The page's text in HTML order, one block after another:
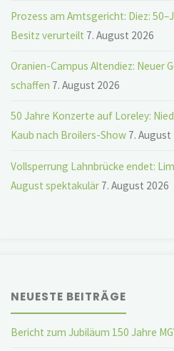
Prozess am Amtsgericht: Diez:
Besitz verurteilt 7. August 2026
Oranien-Campus Altendiez: Neuer
schaffen 7. August 2026
50 Jahre Konzerte auf Loreley:
Kaub nach Broilers-Show 7. August
Vollsperrung Lahnbrücke endet:
August spektakulär 7. August 2026
NEUESTE BEITRÄGE
Bericht zum Jubiläum 150 Jahre